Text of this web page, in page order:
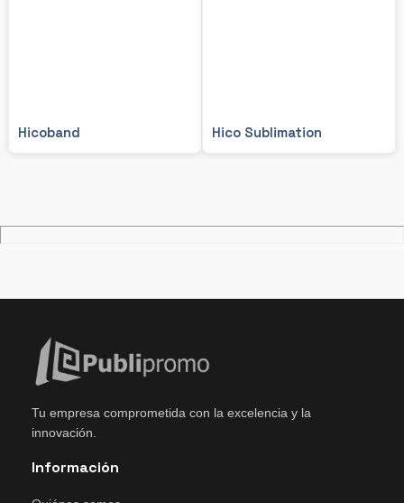
Hicoband Hico Sublimation
Tu empresa comprometida con la excelencia y la
innovación.
Información